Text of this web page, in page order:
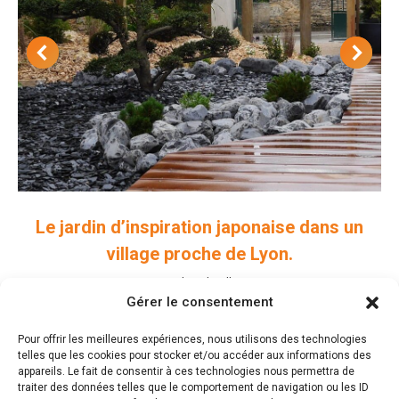
Gérer le consentement
Pour offrir les meilleures expériences, nous utilisons des technologies
telles que les cookies pour stocker et/ou accéder aux informations des
appareils. Le fait de consentir à ces technologies nous permettra de
traiter des données telles que le comportement de navigation ou les ID
Le jardin d’inspiration japonaise dans un
village proche de Lyon.
Jardins de ville